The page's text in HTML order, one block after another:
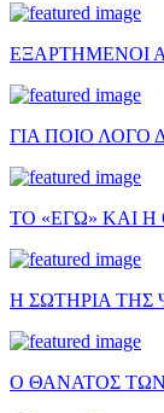
ΕΞΑΡΤΗΜΕΝΟΙ
ΓΙΑ ΠΟΙΟ ΛΟΓΟ
ΤΟ «ΕΓΩ» ΚΑΙ
Η ΣΩΤΗΡΙΑ ΤΗΣ
Ο ΘΑΝΑΤΟΣ